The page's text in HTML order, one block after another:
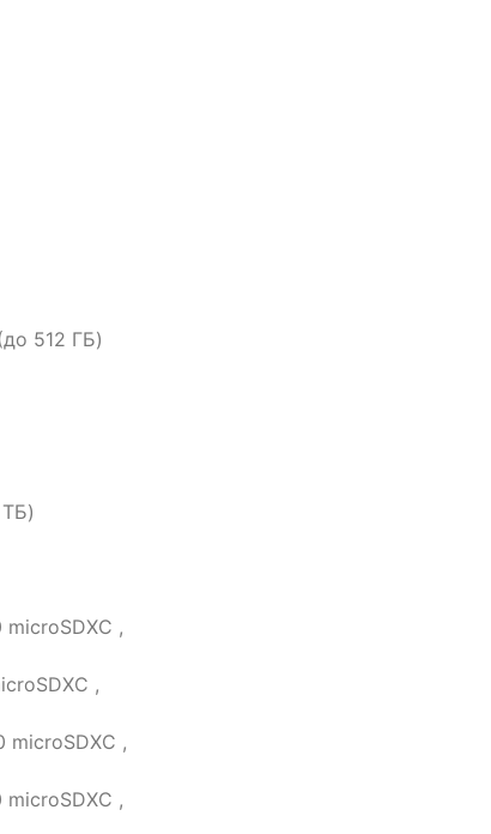
512 ГБ)
microSDXC ,
,
microSDXC ,
microSDXC ,